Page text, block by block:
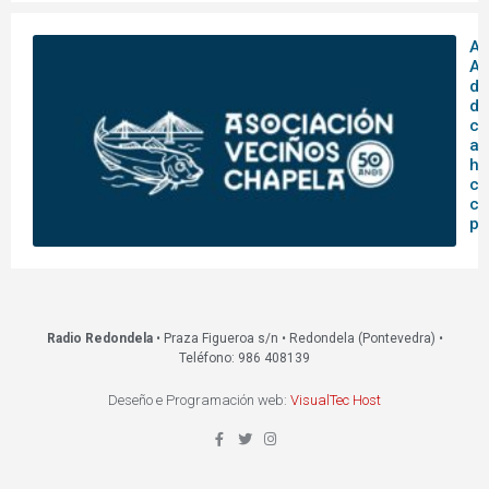
A
Radio Redondela• Praza Figueroa s/n • Redondela (Pontevedra) •
Teléfono: 986 408139
Deseño e Programación web: VisualTec Host